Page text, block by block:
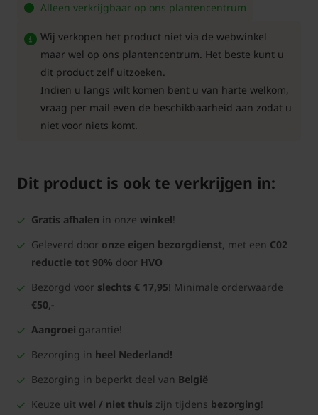
Alleen verkrijgbaar op ons plantencentrum
Wij verkopen het product niet via de webwinkel
maar wel op ons plantencentrum. Het beste kunt u
dit product zelf uitzoeken.
Indien u langs wilt komen bent u van harte welkom,
vraag per mail even de beschikbaarheid aan zodat u
niet voor niets komt.
Dit product is ook te verkrijgen in:
Gratis afhalen in onze winkel!
Geleverd door onze eigen bezorgdienst, met een C02
reductie tot 90% door HVO
Bezorgd voor slechts € 17,95! Minimale orderwaarde
€50,-
Aangroei garantie!
Bezorging in heel Nederland!
Bezorging in beperkt deel van België
Keuze uit wel / niet thuis zijn tijdens bezorging!